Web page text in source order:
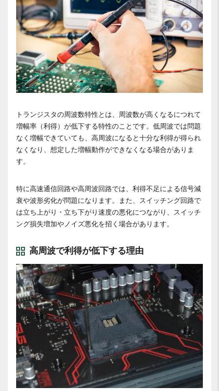
トランジスタの周波数特性とは、周波数が高くなるにつれて
増幅率（利得）が低下する特性のことです。低周波では問題
なく増幅できていても、高周波になると十分な利得が得られ
なくなり、想定した増幅動作ができなくなる場合がありま
す。
特に高速通信回路や高周波回路では、利得不足による信号減
衰や波形劣化が問題になります。また、スイッチング回路で
は立ち上がり・立ち下がり速度の悪化につながり、スイッチ
ング損失増加やノイズ悪化を招く場合があります。
高周波で利得が低下する理由